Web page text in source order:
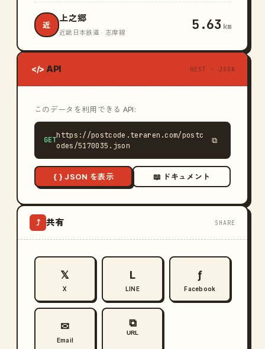
近
上之郷
近畿日本鉄道 · 志摩線 5.63 km
</> API REST · JSON
このデータを利用できる API:
GET
https://postcode.teraren.com/postc
odes/5170035.json
⧉
{ } JSON を表示 📖 ドキュメント
⤴ 共有 SHARE
𝕏
X
L
LINE
ƒ
Facebook
✉
Email
⧉
URL